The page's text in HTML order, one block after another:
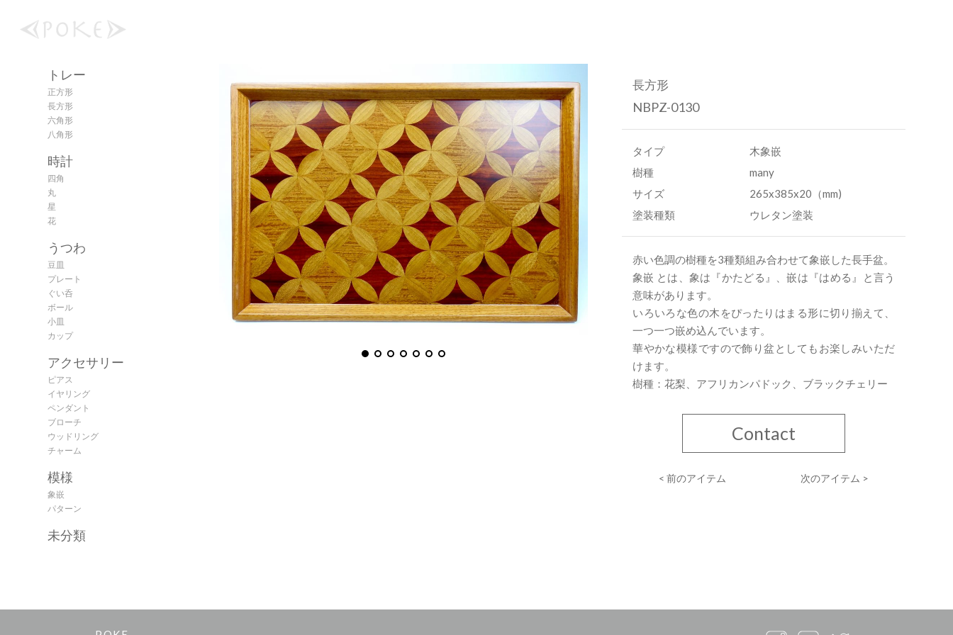
トレー
正方形
長方形
六角形
八角形
時計
四角
丸
星
花
うつわ
豆皿
プレート
ぐい呑
ボール
小皿
カップ
アクセサリー
ピアス
イヤリング
ペンダント
ブローチ
ウッドリング
チャーム
模様
象嵌
パターン
未分類
長方形
NBPZ-0130
タイプ
木象嵌
樹種
many
サイズ
265x385x20（mm)
塗装種類
ウレタン塗装
赤い色調の樹種を3種類組み合わせて象嵌した長手盆。
象嵌 とは、象は『かたどる』、嵌は『はめる』と言う
意味があります。
いろいろな色の木をぴったりはまる形に切り揃えて、
一つ一つ嵌め込んでいます。
華やかな模様ですので飾り盆としてもお楽しみいただ
けます。
樹種：花梨、アフリカンパドック、ブラックチェリー
Contact
< 前のアイテム 次のアイテム >